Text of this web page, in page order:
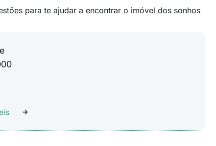
para te ajudar a encontrar o imóvel dos sonhos